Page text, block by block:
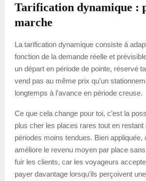
Tarification dynamique :
marche
La tarification dynamique consiste à
fonction de la demande réelle et
un départ en période de pointe, réservé
vend pas au même prix qu’un
longtemps à l’avance en période creuse.
Ce que cela change pour toi, c’est la
plus cher les places rares tout en
périodes moins tendues. Bien appliquée,
améliore le revenu moyen par place
fuir les clients, car les voyageurs
payer davantage lorsqu’ils perçoivent